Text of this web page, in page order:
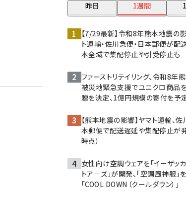
昨日 1週間
【7/29最新】令和8年熊本地震の
ト運輸・佐川急便・日本郵便が配
本全域で集配停止や引受停止も
ファーストリテイリング、令和8年
被災地緊急支援でユニクロ商品
贈を決定、1億円規模の寄付を予
【熊本地震の影響】ヤマト運輸、佐
本郵便で配送遅延や集配停止が
時点）
女性向け空調ウェアを「イーザッ
トア―ズ」が開発、「空調風神服」
「COOL DOWN（クールダウン）」